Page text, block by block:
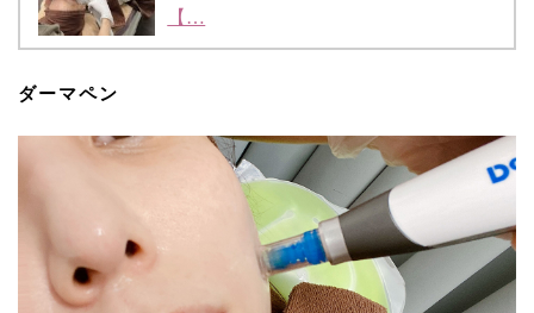
【…
ダーマペン